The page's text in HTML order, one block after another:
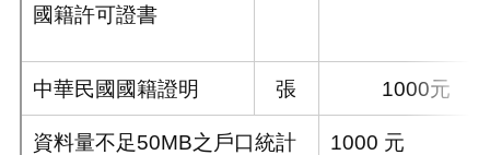
國籍許可證書
中華民國國籍證明 張 1000元
資料量不足50MB之戶口統計
1000 元